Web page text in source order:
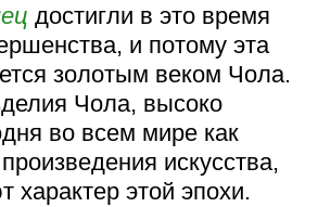
достигли в это время
и потому эта
золотым веком Чола.
Чола, высоко
во всем мире как
искусства,
характер этой эпохи.